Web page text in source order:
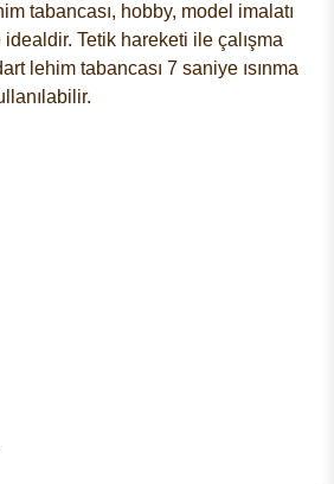
tabancası, hobby, model imalatı
Tetik hareketi ile çalışma
lehim tabancası 7 saniye ısınma